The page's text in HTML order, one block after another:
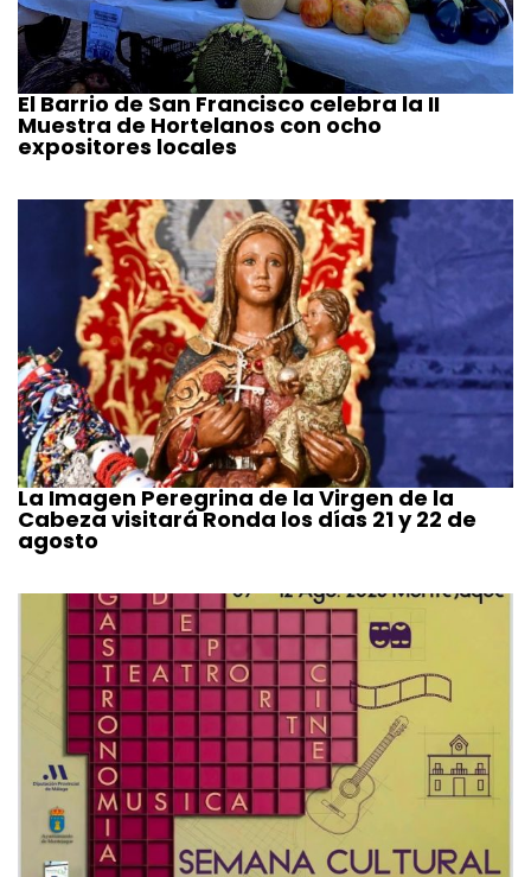
El Barrio de San Francisco celebra la II
Muestra de Hortelanos con ocho
expositores locales
La Imagen Peregrina de la Virgen de la
Cabeza visitará Ronda los días 21 y 22 de
agosto